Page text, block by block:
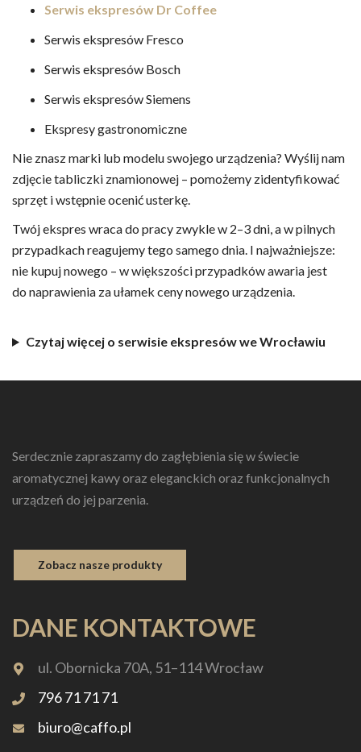
Serwis ekspresów Dr Coffee
Serwis ekspresów Fresco
Serwis ekspresów Bosch
Serwis ekspresów Siemens
Ekspresy gastronomiczne
Nie znasz marki lub modelu swojego urządzenia? Wyślij nam
zdjęcie tabliczki znamionowej – pomożemy zidentyfikować
sprzęt i wstępnie ocenić usterkę.
Twój ekspres wraca do pracy zwykle w 2–3 dni, a w pilnych
przypadkach reagujemy tego samego dnia. I najważniejsze:
nie kupuj nowego – w większości przypadków awaria jest
do naprawienia za ułamek ceny nowego urządzenia.
Czytaj więcej o serwisie ekspresów we Wrocławiu
Serdecznie zapraszamy do zagłębienia się w świecie
aromatycznej kawy oraz eleganckich oraz funkcjonalnych
urządzeń do jej parzenia.
Zobacz nasze produkty
DANE KONTAKTOWE
ul. Obornicka 70A, 51–114 Wrocław
796 71 71 71
biuro@caffo.pl